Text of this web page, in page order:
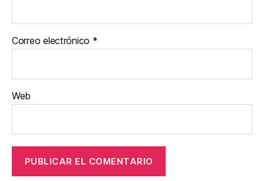
Correo electrónico *
Web